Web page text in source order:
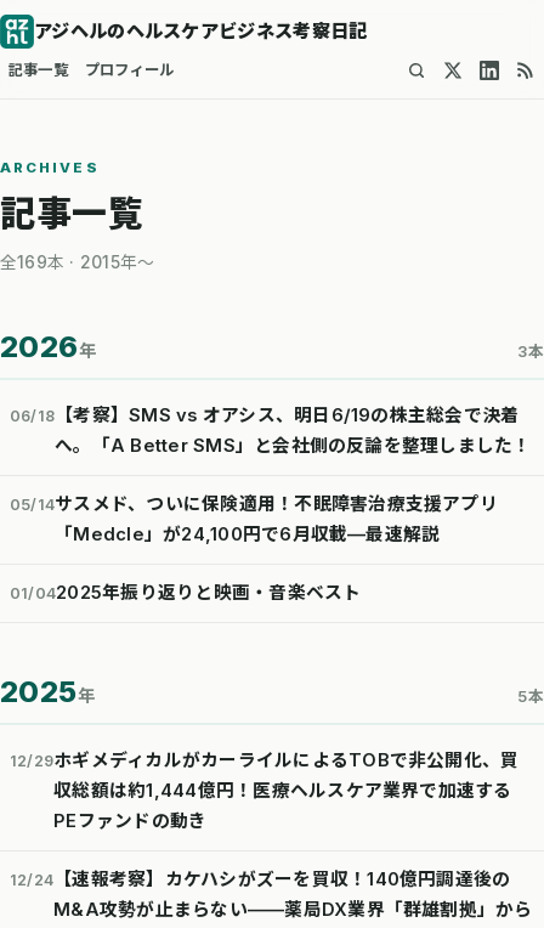
アジヘルのヘルスケアビジネス考察日記
記事一覧 プロフィール
ARCHIVES
記事一覧
全169本 · 2015年〜
2026年 3本
06/18
【考察】SMS vs オアシス、明日6/19の株主総会で決着
へ。「A Better SMS」と会社側の反論を整理しました！
05/14サスメド、ついに保険適用！不眠障害治療支援アプリ
「Medcle」が24,100円で6月収載—最速解説
01/042025年振り返りと映画・音楽ベスト
2025年 5本
12/29ホギメディカルがカーライルによるTOBで非公開化、買
収総額は約1,444億円！医療ヘルスケア業界で加速する
PEファンドの動き
12/24
【速報考察】カケハシがズーを買収！140億円調達後の
M&A攻勢が止まらない——薬局DX業界「群雄割拠」から